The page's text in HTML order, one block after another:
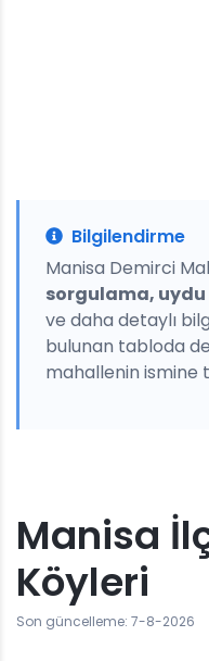
Bilgilendirme
Manisa Demirci
sorgulama,
ve daha detaylı
bulunan tabloda
mahallenin ismine
Manisa
Köyleri
Son güncelleme: 7-8-2026